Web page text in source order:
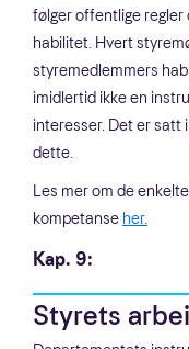
følger offentlige
habilitet. Hvert
styremedlemmers
imidlertid ikke en
interesser. Det er satt
dette.
Les mer om de
kompetanse her.
Kap. 9:
Styrets